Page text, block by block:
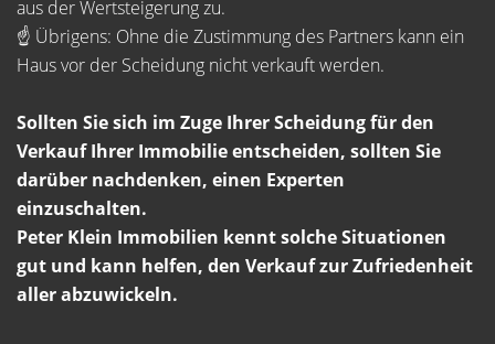
aus der Wertsteigerung zu.
☝️ Übrigens: Ohne die Zustimmung des Partners kann ein
Haus vor der Scheidung nicht verkauft werden.
Sollten Sie sich im Zuge Ihrer Scheidung für den
Verkauf Ihrer Immobilie entscheiden, sollten Sie
darüber nachdenken, einen Experten
einzuschalten.
Peter Klein Immobilien kennt solche Situationen
gut und kann helfen, den Verkauf zur Zufriedenheit
aller abzuwickeln.